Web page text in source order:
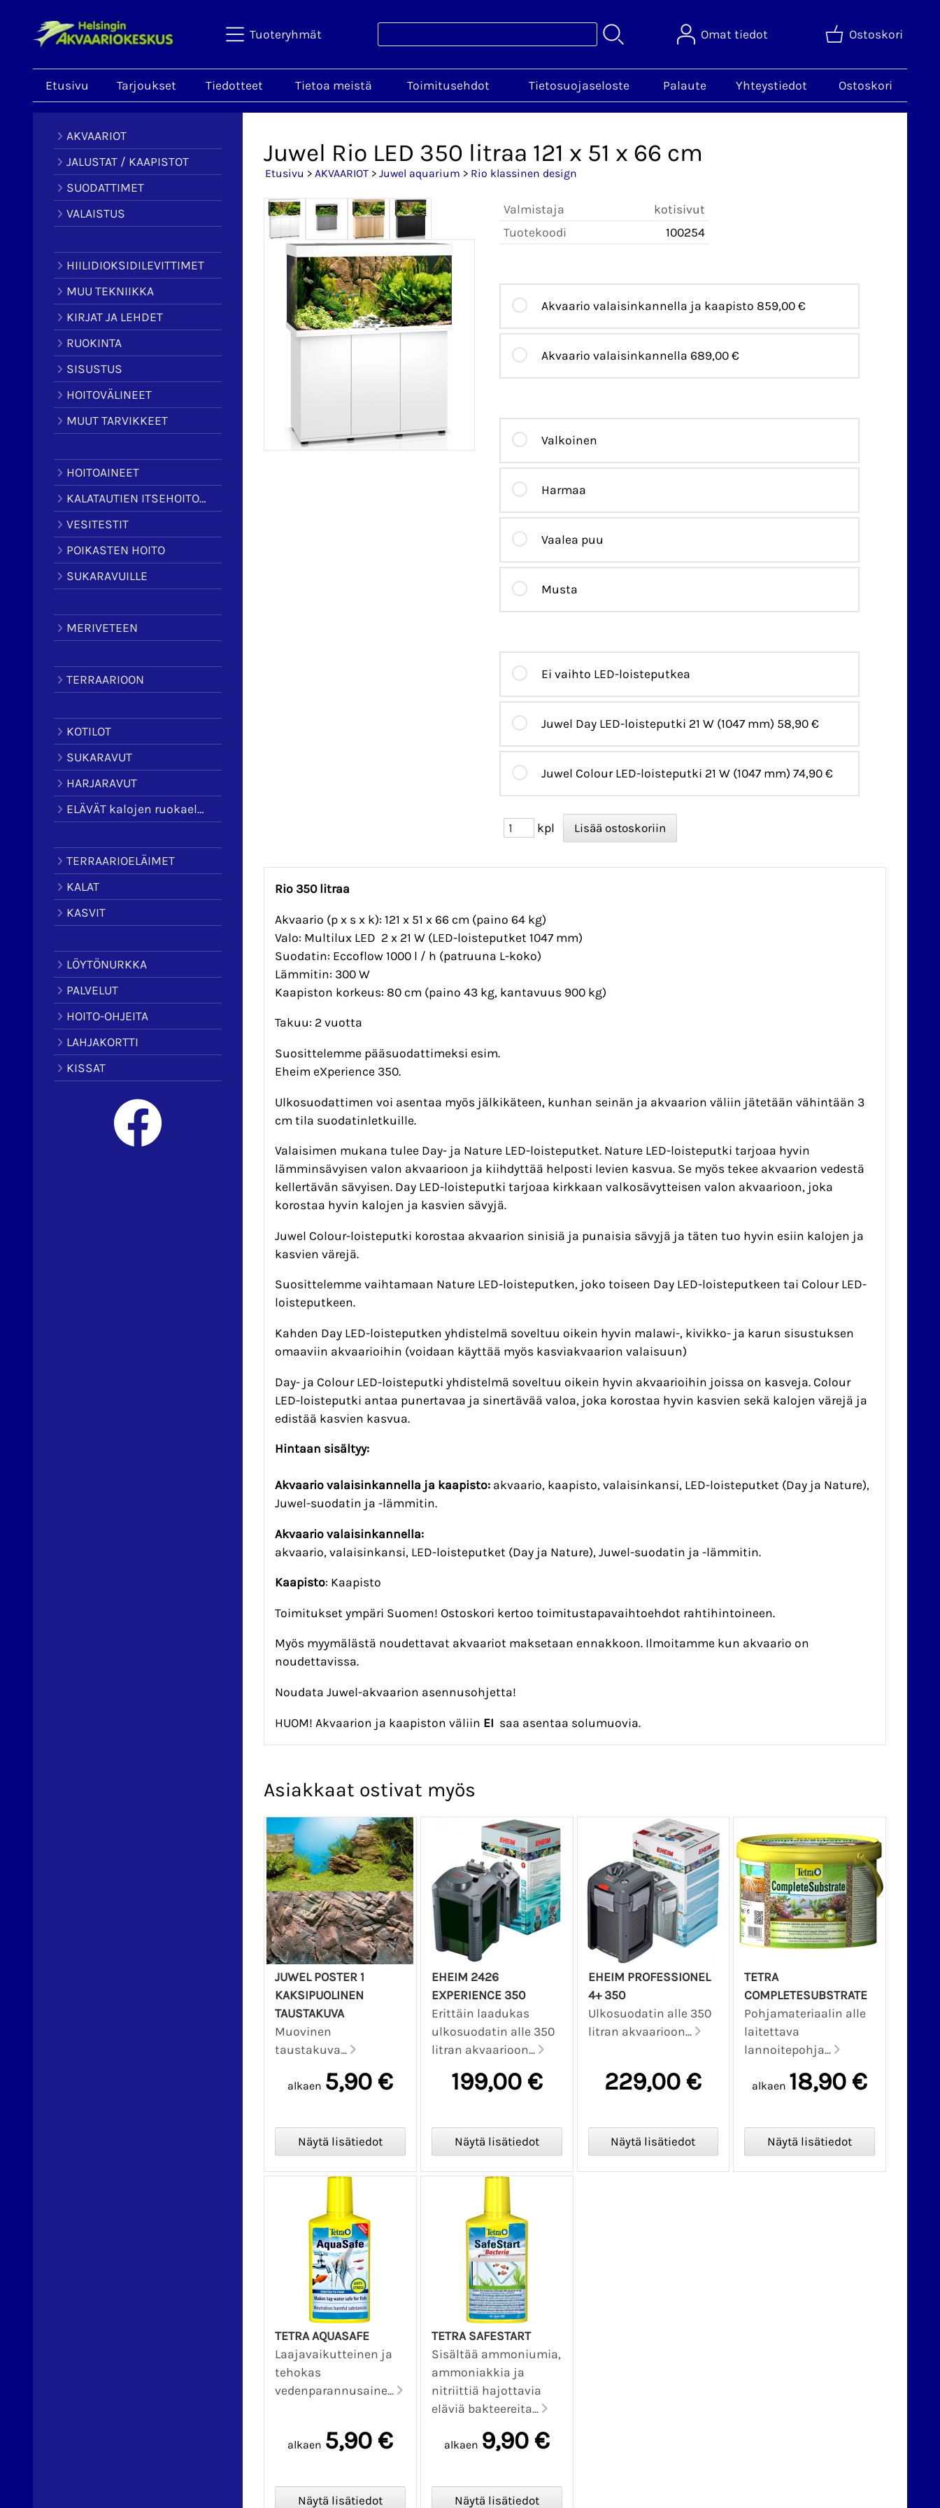
Tuoteryhmät Omat tiedot Ostoskori
Etusivu Tarjoukset Tiedotteet Tietoa meistä Toimitusehdot Tietosuojaseloste Palaute Yhteystiedot Ostoskori
AKVAARIOT
JALUSTAT / KAAPISTOT
SUODATTIMET
VALAISTUS
HIILIDIOKSIDILEVITTIMET
MUU TEKNIIKKA
KIRJAT JA LEHDET
RUOKINTA
SISUSTUS
HOITOVÄLINEET
MUUT TARVIKKEET
HOITOAINEET
KALATAUTIEN ITSEHOITOAINEET
VESITESTIT
POIKASTEN HOITO
SUKARAVUILLE
MERIVETEEN
TERRAARIOON
KOTILOT
SUKARAVUT
HARJARAVUT
ELÄVÄT kalojen ruokaeläimet
TERRAARIOELÄIMET
KALAT
KASVIT
LÖYTÖNURKKA
PALVELUT
HOITO-OHJEITA
LAHJAKORTTI
KISSAT
Juwel Rio LED 350 litraa 121 x 51 x 66 cm
Etusivu > AKVAARIOT > Juwel aquarium > Rio klassinen design
Valmistaja
kotisivut
Tuotekoodi
100254
Akvaario valaisinkannella ja kaapisto 859,00 €
Akvaario valaisinkannella 689,00 €
Valkoinen
Harmaa
Vaalea puu
Musta
Ei vaihto LED-loisteputkea
Juwel Day LED-loisteputki 21 W (1047 mm) 58,90 €
Juwel Colour LED-loisteputki 21 W (1047 mm) 74,90 €
kpl
Rio 350 litraa
Akvaario (p x s x k): 121 x 51 x 66 cm (paino 64 kg)
Valo: Multilux LED 2 x 21 W (LED-loisteputket 1047 mm)
Suodatin: Eccoflow 1000 l / h (patruuna L-koko)
Lämmitin: 300 W
Kaapiston korkeus: 80 cm (paino 43 kg, kantavuus 900 kg)
Takuu: 2 vuotta
Suosittelemme pääsuodattimeksi esim.
Eheim eXperience 350.
Ulkosuodattimen voi asentaa myös jälkikäteen, kunhan seinän ja akvaarion väliin jätetään vähintään 3
cm tila suodatinletkuille.
Valaisimen mukana tulee Day- ja Nature LED-loisteputket. Nature LED-loisteputki tarjoaa hyvin
lämminsävyisen valon akvaarioon ja kiihdyttää helposti levien kasvua. Se myös tekee akvaarion vedestä
kellertävän sävyisen. Day LED-loisteputki tarjoaa kirkkaan valkosävytteisen valon akvaarioon, joka
korostaa hyvin kalojen ja kasvien sävyjä.
Juwel Colour-loisteputki korostaa akvaarion sinisiä ja punaisia sävyjä ja täten tuo hyvin esiin kalojen ja
kasvien värejä.
Suosittelemme vaihtamaan Nature LED-loisteputken, joko toiseen Day LED-loisteputkeen tai Colour LED-
loisteputkeen.
Kahden Day LED-loisteputken yhdistelmä soveltuu oikein hyvin malawi-, kivikko- ja karun sisustuksen
omaaviin akvaarioihin (voidaan käyttää myös kasviakvaarion valaisuun)
Day- ja Colour LED-loisteputki yhdistelmä soveltuu oikein hyvin akvaarioihin joissa on kasveja. Colour
LED-loisteputki antaa punertavaa ja sinertävää valoa, joka korostaa hyvin kasvien sekä kalojen värejä ja
edistää kasvien kasvua.
Hintaan sisältyy:
Akvaario valaisinkannella ja kaapisto: akvaario, kaapisto, valaisinkansi, LED-loisteputket (Day ja Nature),
Juwel-suodatin ja -lämmitin.
Akvaario valaisinkannella:
akvaario, valaisinkansi, LED-loisteputket (Day ja Nature), Juwel-suodatin ja -lämmitin.
Kaapisto: Kaapisto
Toimitukset ympäri Suomen! Ostoskori kertoo toimitustapavaihtoehdot rahtihintoineen.
Myös myymälästä noudettavat akvaariot maksetaan ennakkoon. Ilmoitamme kun akvaario on
noudettavissa.
Noudata Juwel-akvaarion asennusohjetta!
HUOM! Akvaarion ja kaapiston väliin EI saa asentaa solumuovia.
Asiakkaat ostivat myös
JUWEL POSTER 1
KAKSIPUOLINEN
TAUSTAKUVA
Muovinen
taustakuva...
alkaen 5,90 €
EHEIM 2426
EXPERIENCE 350
Erittäin laadukas
ulkosuodatin alle 350
litran akvaarioon...
199,00 €
EHEIM PROFESSIONEL
4+ 350
Ulkosuodatin alle 350
litran akvaarioon...
229,00 €
TETRA
COMPLETESUBSTRATE
Pohjamateriaalin alle
laitettava
lannoitepohja...
alkaen 18,90 €
TETRA AQUASAFE
Laajavaikutteinen ja
tehokas
vedenparannusaine...
alkaen 5,90 €
TETRA SAFESTART
Sisältää ammoniumia,
ammoniakkia ja
nitriittiä hajottavia
eläviä bakteereita...
alkaen 9,90 €